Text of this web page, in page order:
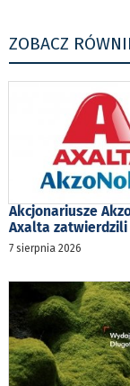
ZOBACZ
Akcjonariusze
Axalta
7 sierpnia 2026